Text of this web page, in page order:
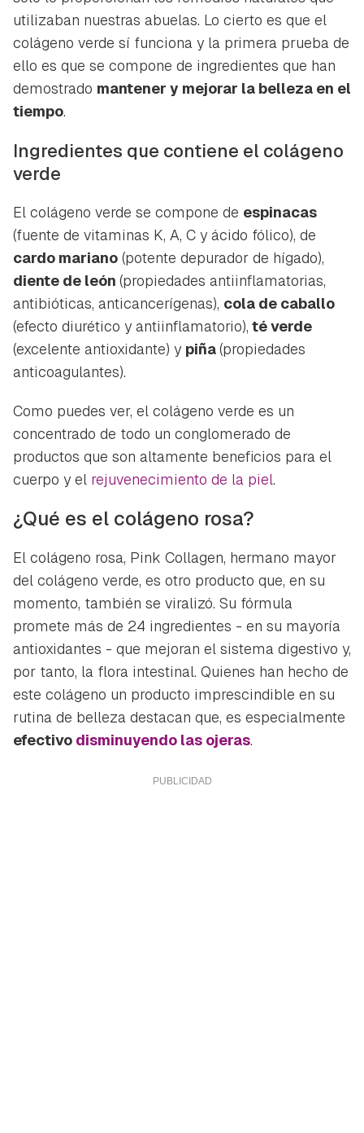
utilizaban nuestras abuelas. Lo cierto es que el
colágeno verde sí funciona y la primera prueba de
ello es que se compone de ingredientes que han
demostrado mantener y mejorar la belleza en el
tiempo.
Ingredientes que contiene el colágeno
verde
El colágeno verde se compone de espinacas
(fuente de vitaminas K, A, C y ácido fólico), de
cardo mariano (potente depurador de hígado),
diente de león (propiedades antiinflamatorias,
antibióticas, anticancerígenas), cola de caballo
(efecto diurético y antiinflamatorio), té verde
(excelente antioxidante) y piña(propiedades
anticoagulantes).
Como puedes ver, el colágeno verde es un
concentrado de todo un conglomerado de
productos que son altamente beneficios para el
cuerpo y el rejuvenecimiento de la piel.
¿Qué es el colágeno rosa?
El colágeno rosa, Pink Collagen, hermano mayor
del colágeno verde, es otro producto que, en su
momento, también se viralizó. Su fórmula
promete más de 24 ingredientes - en su mayoría
antioxidantes - que mejoran el sistema digestivo y,
por tanto, la flora intestinal. Quienes han hecho de
este colágeno un producto imprescindible en su
rutina de belleza destacan que, es especialmente
efectivo disminuyendo las ojeras.